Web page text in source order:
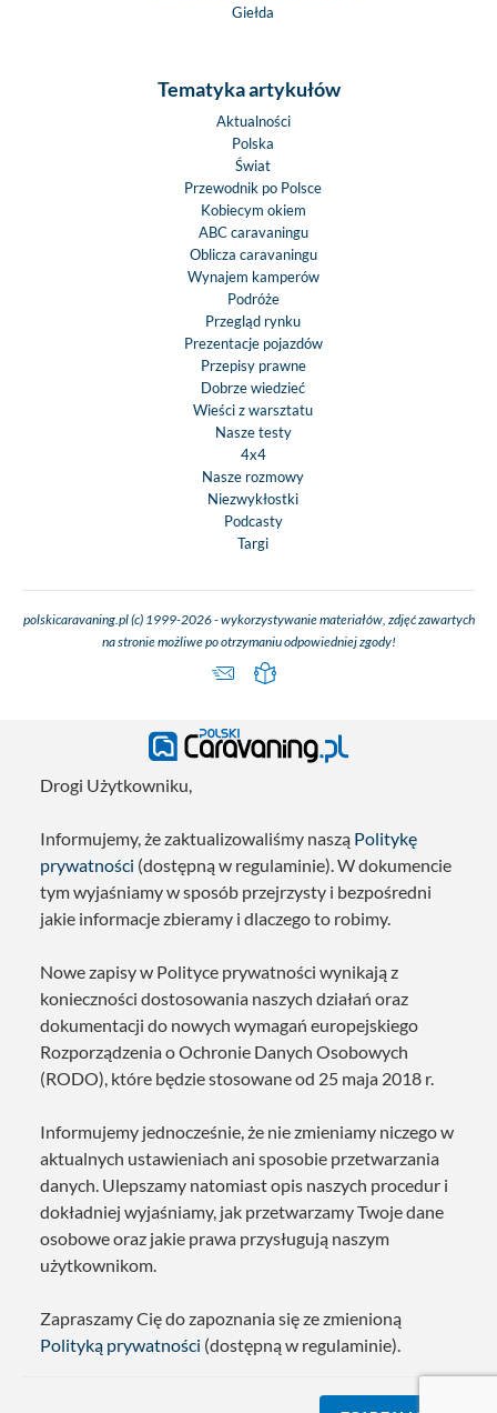
Giełda
Tematyka artykułów
Aktualności
Polska
Świat
Przewodnik po Polsce
Kobiecym okiem
ABC caravaningu
Oblicza caravaningu
Wynajem kamperów
Podróże
Przegląd rynku
Prezentacje pojazdów
Przepisy prawne
Dobrze wiedzieć
Wieści z warsztatu
Nasze testy
4x4
Nasze rozmowy
Niezwykłostki
Podcasty
Targi
polskicaravaning.pl (c) 1999-2026 - wykorzystywanie materiałów, zdjęć zawartych
na stronie możliwe po otrzymaniu odpowiedniej zgody!
Drogi Użytkowniku,
Informujemy, że zaktualizowaliśmy naszą Politykę
prywatności (dostępną w regulaminie). W dokumencie
tym wyjaśniamy w sposób przejrzysty i bezpośredni
jakie informacje zbieramy i dlaczego to robimy.
Nowe zapisy w Polityce prywatności wynikają z
konieczności dostosowania naszych działań oraz
dokumentacji do nowych wymagań europejskiego
Rozporządzenia o Ochronie Danych Osobowych
(RODO), które będzie stosowane od 25 maja 2018 r.
Informujemy jednocześnie, że nie zmieniamy niczego w
aktualnych ustawieniach ani sposobie przetwarzania
danych. Ulepszamy natomiast opis naszych procedur i
dokładniej wyjaśniamy, jak przetwarzamy Twoje dane
osobowe oraz jakie prawa przysługują naszym
użytkownikom.
Zapraszamy Cię do zapoznania się ze zmienioną
Polityką prywatności (dostępną w regulaminie).